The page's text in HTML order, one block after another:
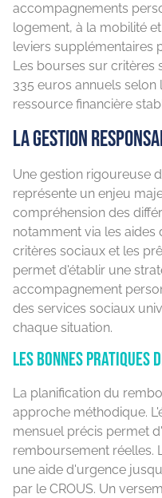
accompagnements
logement, à la mobilité
leviers supplémentaires
Les bourses sur critères
335 euros annuels
ressource financière
La gestion
Une gestion rigoureuse
représente un enjeu
compréhension des
notamment via les aides
critères sociaux et les
permet d'établir une
accompagnement
des services sociaux
chaque situation.
Les bonnes pratiques
La planification du
approche méthodique.
mensuel précis permet
remboursement réelles.
une aide d'urgence
par le CROUS. Un